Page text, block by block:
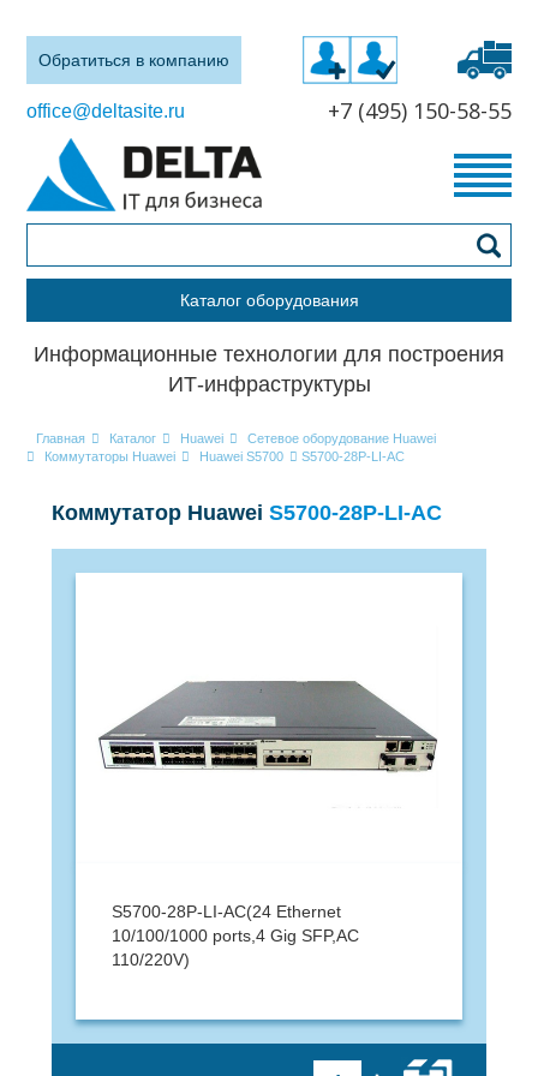
Обратиться в компанию
office@deltasite.ru +7 (495) 150-58-55
Каталог оборудования
Информационные технологии для построения
ИТ-инфраструктуры
Главная Каталог Huawei
Сетевое оборудование Huawei
Коммутаторы Huawei
Huawei S5700 S5700-28P-LI-AC
Коммутатор Huawei S5700-28P-LI-AC
S5700-28P-LI-AC(24 Ethernet
10/100/1000 ports,4 Gig SFP,AC
110/220V)